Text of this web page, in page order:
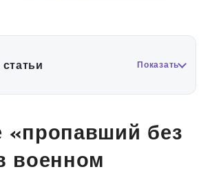
Показать
«пропавший без
военном